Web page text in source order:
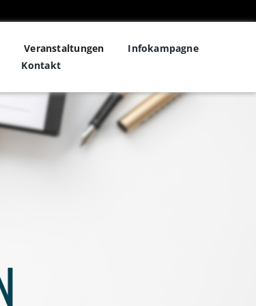
Veranstaltungen
Infokampagne
Kontakt